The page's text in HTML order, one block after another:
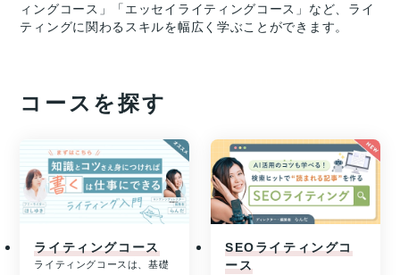
ィングコース」「エッセイライティングコース」など、ライ
ティングに関わるスキルを幅広く学ぶことができます。
コースを探す
ライティングコース
ライティングコースは、基礎
SEOライティングコ
ース